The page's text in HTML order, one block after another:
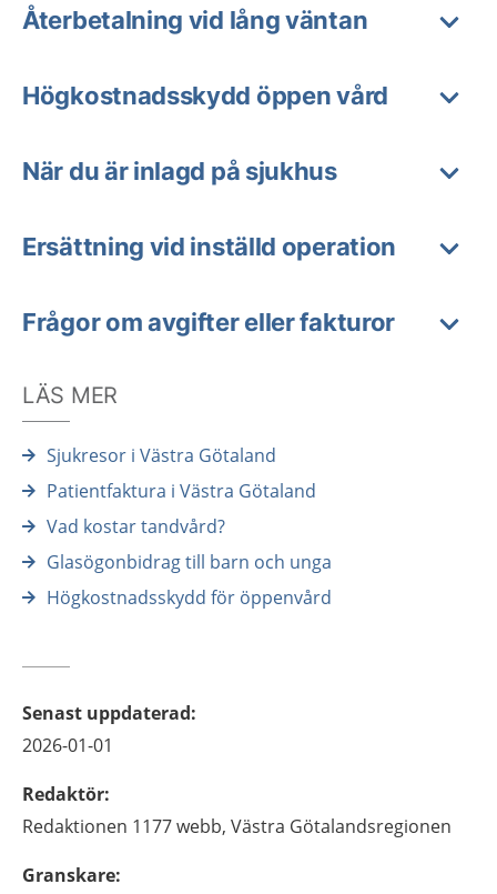
Återbetalning vid lång väntan
Högkostnadsskydd öppen vård
När du är inlagd på sjukhus
Ersättning vid inställd operation
Frågor om avgifter eller fakturor
LÄS MER
Sjukresor i Västra Götaland
Patientfaktura i Västra Götaland
Vad kostar tandvård?
Glasögonbidrag till barn och unga
Högkostnadsskydd för öppenvård
Senast uppdaterad:
2026-01-01
Redaktör:
Redaktionen 1177 webb, Västra Götalandsregionen
Granskare: